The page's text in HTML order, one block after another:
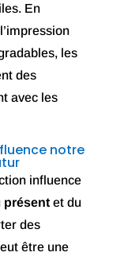
En
les
des
avec les
notre
influence
présentet du
des
être une